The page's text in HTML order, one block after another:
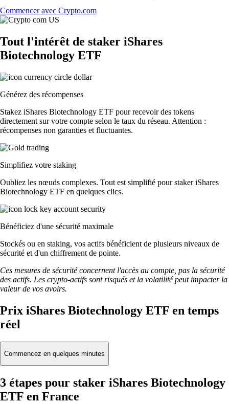
Commencer avec Crypto.com
Tout l'intérêt de staker iShares
Biotechnology ETF
Générez des récompenses
Stakez iShares Biotechnology ETF pour recevoir des tokens
directement sur votre compte selon le taux du réseau. Attention :
récompenses non garanties et fluctuantes.
Simplifiez votre staking
Oubliez les nœuds complexes. Tout est simplifié pour staker iShares
Biotechnology ETF en quelques clics.
Bénéficiez d'une sécurité maximale
Stockés ou en staking, vos actifs bénéficient de plusieurs niveaux de
sécurité et d'un chiffrement de pointe.
Ces mesures de sécurité concernent l'accès au compte, pas la sécurité
des actifs. Les crypto-actifs sont risqués et la volatilité peut impacter la
valeur de vos avoirs.
Prix iShares Biotechnology ETF en temps
réel
Commencez en quelques minutes
3 étapes pour staker iShares Biotechnology
ETF en France